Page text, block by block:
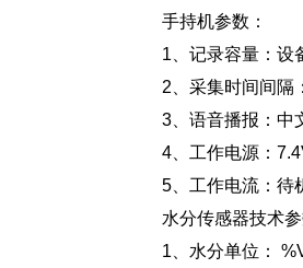
手持机参数：
1、记录容量：设
2、采集时间间隔
3、语音播报：中
4、工作电源：
5、工作电流：待
水分传感器技术
1、水分单位：